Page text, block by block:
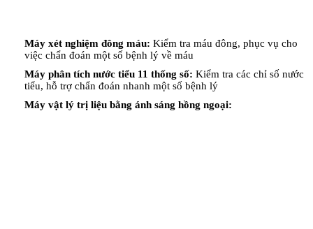
Máy xét nghiệm đông máu: Kiểm tra máu đông, phục vụ cho
việc chẩn đoán một số bệnh lý về máu
Máy phân tích nước tiểu 11 thống số: Kiểm tra các chỉ số nước
tiểu, hỗ trợ chẩn đoán nhanh một số bệnh lý
Máy vật lý trị liệu bằng ánh sáng hồng ngoại: